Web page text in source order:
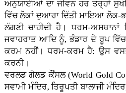
ਅਨੁਯਾਈਆਂ ਦਾ ਜੀਵਨ ਹਰ ਤਰ੍ਹਾਂ
ਵਿੱਚ ਲੋਕਾਂ ਦੁਆਰਾ ਦਿੱਤੀ ਮਾਇਆ ਲੋਕ-
ਲੱਗਣੀ ਚਾਹੀਦੀ ਹੈ। ਧਰਮ-ਅਸਥਾਨਾਂ
ਜਵਾਹਰਾਤ ਆਦਿ ਨੂੰ, ਭੰਡਾਰ ਦੇ ਰੂਪ
ਕਰਮ ਨਹੀਂ। ਧਰਮ-ਕਰਮ ਹੈ: ਉਸ
ਕਰਨੀ।
ਵਰਲਡ ਗੋਲਡ ਕੌਂਸਲ (World Gold
ਸਵਾਮੀ ਮੰਦਿਰ, ਤਿਰੂਪਤੀ ਬਾਲਾਜੀ